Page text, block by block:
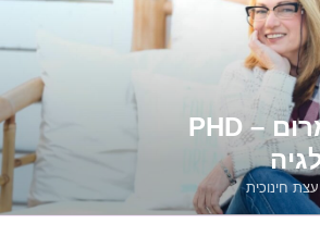
ד"ר רבקה מרום – PHD
חינוכית